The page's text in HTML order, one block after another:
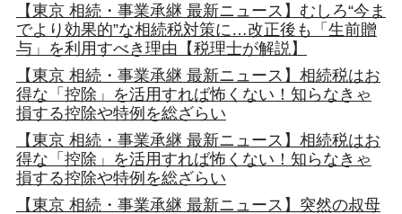
【東京 相続・事業承継 最新ニュース】むしろ“今ま
でより効果的”な相続税対策に…改正後も「生前贈
与」を利用すべき理由【税理士が解説】
【東京 相続・事業承継 最新ニュース】相続税はお
得な「控除」を活用すれば怖くない！知らなきゃ
損する控除や特例を総ざらい
【東京 相続・事業承継 最新ニュース】相続税はお
得な「控除」を活用すれば怖くない！知らなきゃ
損する控除や特例を総ざらい
【東京 相続・事業承継 最新ニュース】突然の叔母